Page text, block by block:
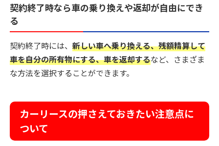
契約終了時なら車の乗り換えや返却が自由にでき
る
契約終了時には、 新しい車へ乗り換える、残額精算して
車を自分の所有物にする、車を返却するなど、さまざま
な方法を選択することができます。
カーリースの押さえておきたい注意点に
ついて